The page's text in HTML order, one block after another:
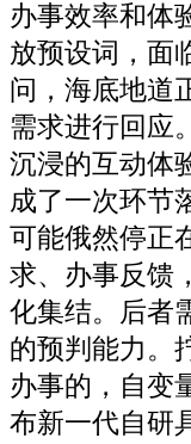
办事效率和体
放预设词，面
问，海底地道
需求进行回应
沉浸的互动体
成了一次环节
可能俄然停正
求、办事反馈
化集结。后者
的预判能力。
办事的，自变
布新一代自研